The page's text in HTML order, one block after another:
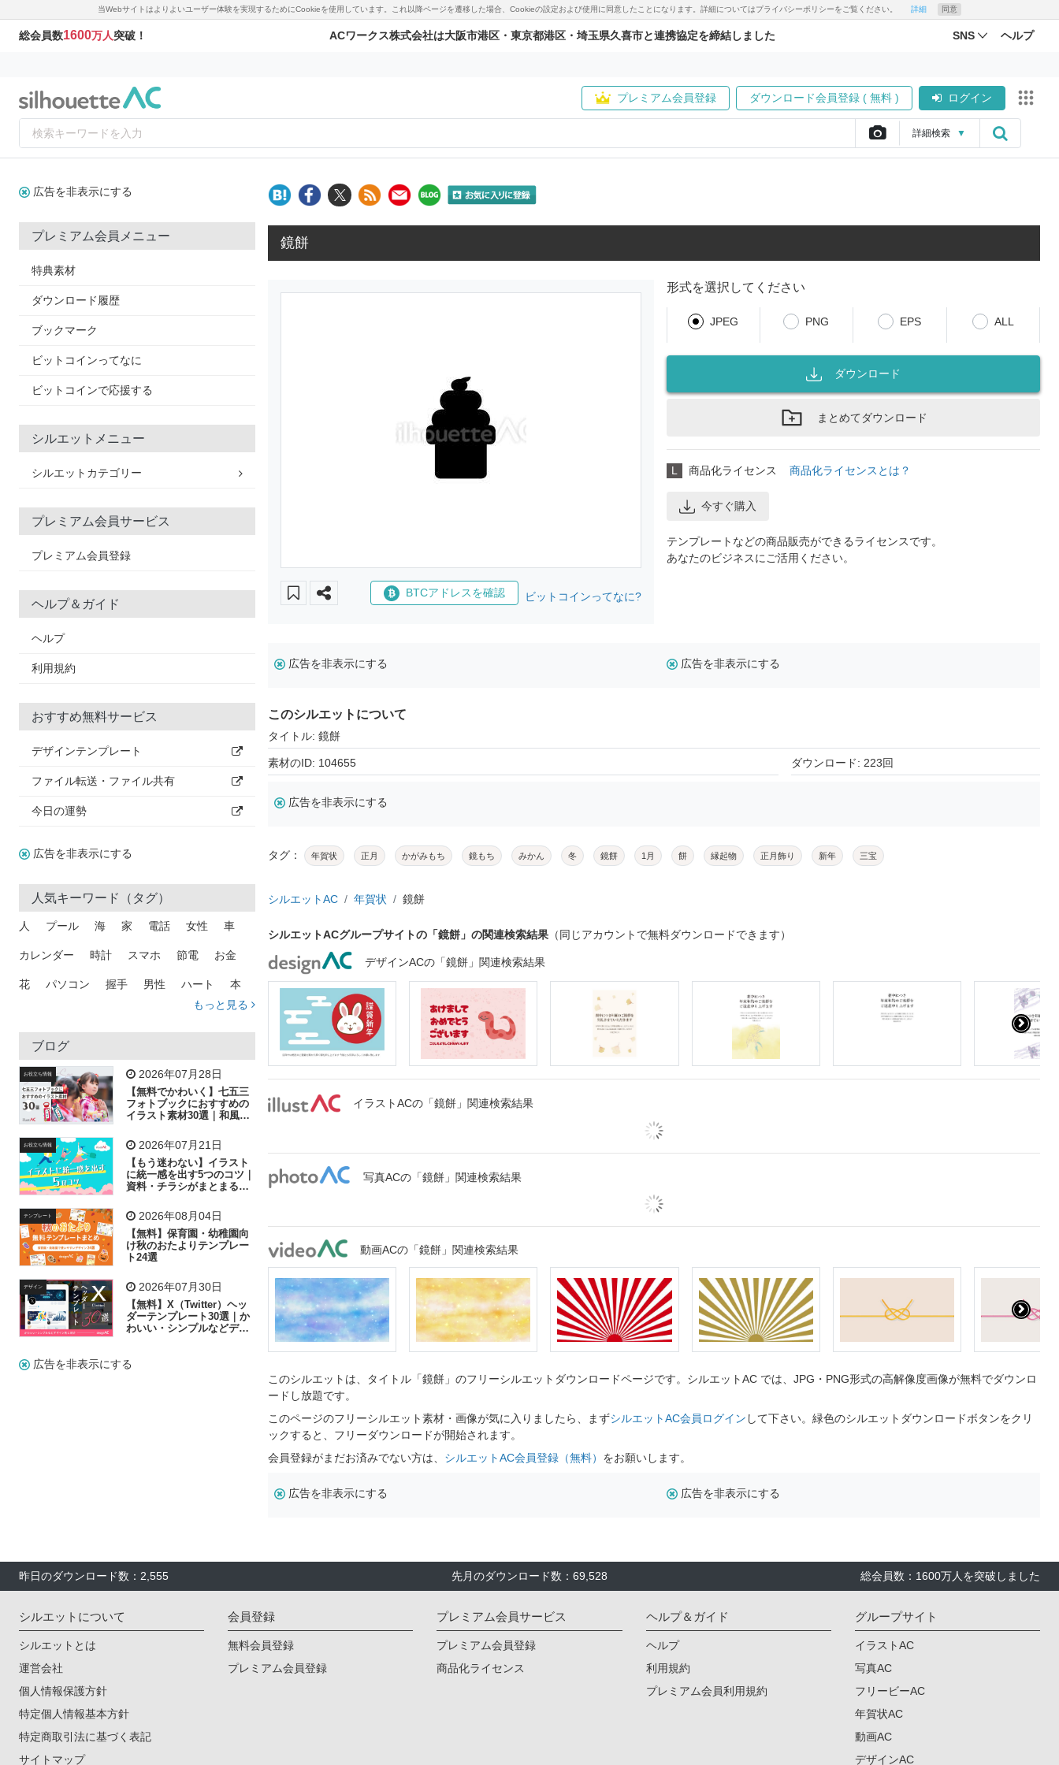
当Webサイトはよりよいユーザー体験を実現するためにCookieを使用しています。これ以降ページを遷移した場合、Cookieの設定および使用に同意したことになります。詳細についてはプライバシーポリシーをご覧ください。 詳細 同意
総会員数1600万人突破！ ACワークス株式会社は大阪市港区・東京都港区・埼玉県久喜市と連携協定を締結しました SNS ヘルプ
プレミアム会員登録 ダウンロード会員登録 ( 無料 ) ログイン
詳細検索 ▼
広告を非表示にする
プレミアム会員メニュー
特典素材
ダウンロード履歴
ブックマーク
ビットコインってなに
ビットコインで応援する
シルエットメニュー
シルエットカテゴリー
プレミアム会員サービス
プレミアム会員登録
ヘルプ＆ガイド
ヘルプ
利用規約
おすすめ無料サービス
デザインテンプレート
ファイル転送・ファイル共有
今日の運勢
広告を非表示にする
人気キーワード（タグ）
人 プール 海 家 電話 女性 車
カレンダー 時計 スマホ 節電 お金
花 パソコン 握手 男性 ハート 本
トラック 木
吹き出し
飛行機 グラフ ビル 魚 家族 書類
歩く 工場 会社 太陽 キラキラ
子供 作業員 相談 ピクトグラム
もっと見る
ブログ
お役立ち情報 2026年07月28日
【無料でかわいく】七五三
フォトブックにおすすめの
イラスト素材30選｜和風の
お役立ち情報 2026年07月21日
【もう迷わない】イラスト
に統一感を出す5つのコツ｜
資料・チラシがまとまるフ
テンプレート 2026年08月04日
【無料】保育園・幼稚園向
け秋のおたよりテンプレー
ト24選
デザイン 2026年07月30日
【無料】X（Twitter）ヘッ
ダーテンプレート30選｜か
わいい・シンプルなどデザ
広告を非表示にする
鏡餅
BTCアドレスを確認 ビットコインってなに?
形式を選択してください
JPEG PNG EPS ALL
ダウンロード
まとめてダウンロード
L 商品化ライセンス 商品化ライセンスとは？
今すぐ購入
テンプレートなどの商品販売ができるライセンスです。
あなたのビジネスにご活用ください。
広告を非表示にする 広告を非表示にする
このシルエットについて
タイトル: 鏡餅
素材のID: 104655 ダウンロード: 223回
広告を非表示にする
タグ： 年賀状 正月 かがみもち 鏡もち みかん 冬 鏡餅 1月 餅 縁起物 正月飾り 新年 三宝
シルエットAC 年賀状 鏡餅
シルエットACグループサイトの「鏡餅」の関連検索結果 （同じアカウントで無料ダウンロードできます）
デザインACの「鏡餅」関連検索結果
イラストACの「鏡餅」関連検索結果
写真ACの「鏡餅」関連検索結果
動画ACの「鏡餅」関連検索結果
このシルエットは、タイトル「鏡餅」のフリーシルエットダウンロードページです。シルエットAC では、JPG・PNG形式の高解像度画像が無料でダウンロ
ードし放題です。
このページのフリーシルエット素材・画像が気に入りましたら、まずシルエットAC会員ログイン して下さい。緑色のシルエットダウンロードボタンをクリ
ックすると、フリーダウンロードが開始されます。
会員登録がまだお済みでない方は、 シルエットAC会員登録（無料） をお願いします。
広告を非表示にする 広告を非表示にする
昨日のダウンロード数：2,555 先月のダウンロード数：69,528 総会員数：1600万人を突破しました
シルエットについて
シルエットとは
運営会社
個人情報保護方針
特定個人情報基本方針
特定商取引法に基づく表記
サイトマップ
会員登録
無料会員登録
プレミアム会員登録
プレミアム会員サービス
プレミアム会員登録
商品化ライセンス
ヘルプ＆ガイド
ヘルプ
利用規約
プレミアム会員利用規約
グループサイト
イラストAC
写真AC
フリービーAC
年賀状AC
動画AC
デザインAC